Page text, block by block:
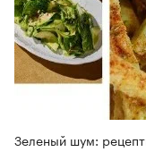
Зеленый шум: